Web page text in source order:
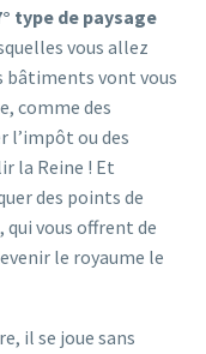
type de paysage
vous allez
bâtiments vont vous
comme des
l’impôt ou des
la Reine ! Et
des points de
vous offrent de
le royaume le
il se joue sans